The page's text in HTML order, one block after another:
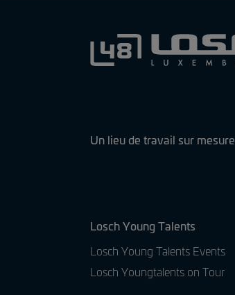
Un lieu de travail sur mesure
Losch Young Talents
Losch Young Talents Events
Losch Youngtalents on Tour